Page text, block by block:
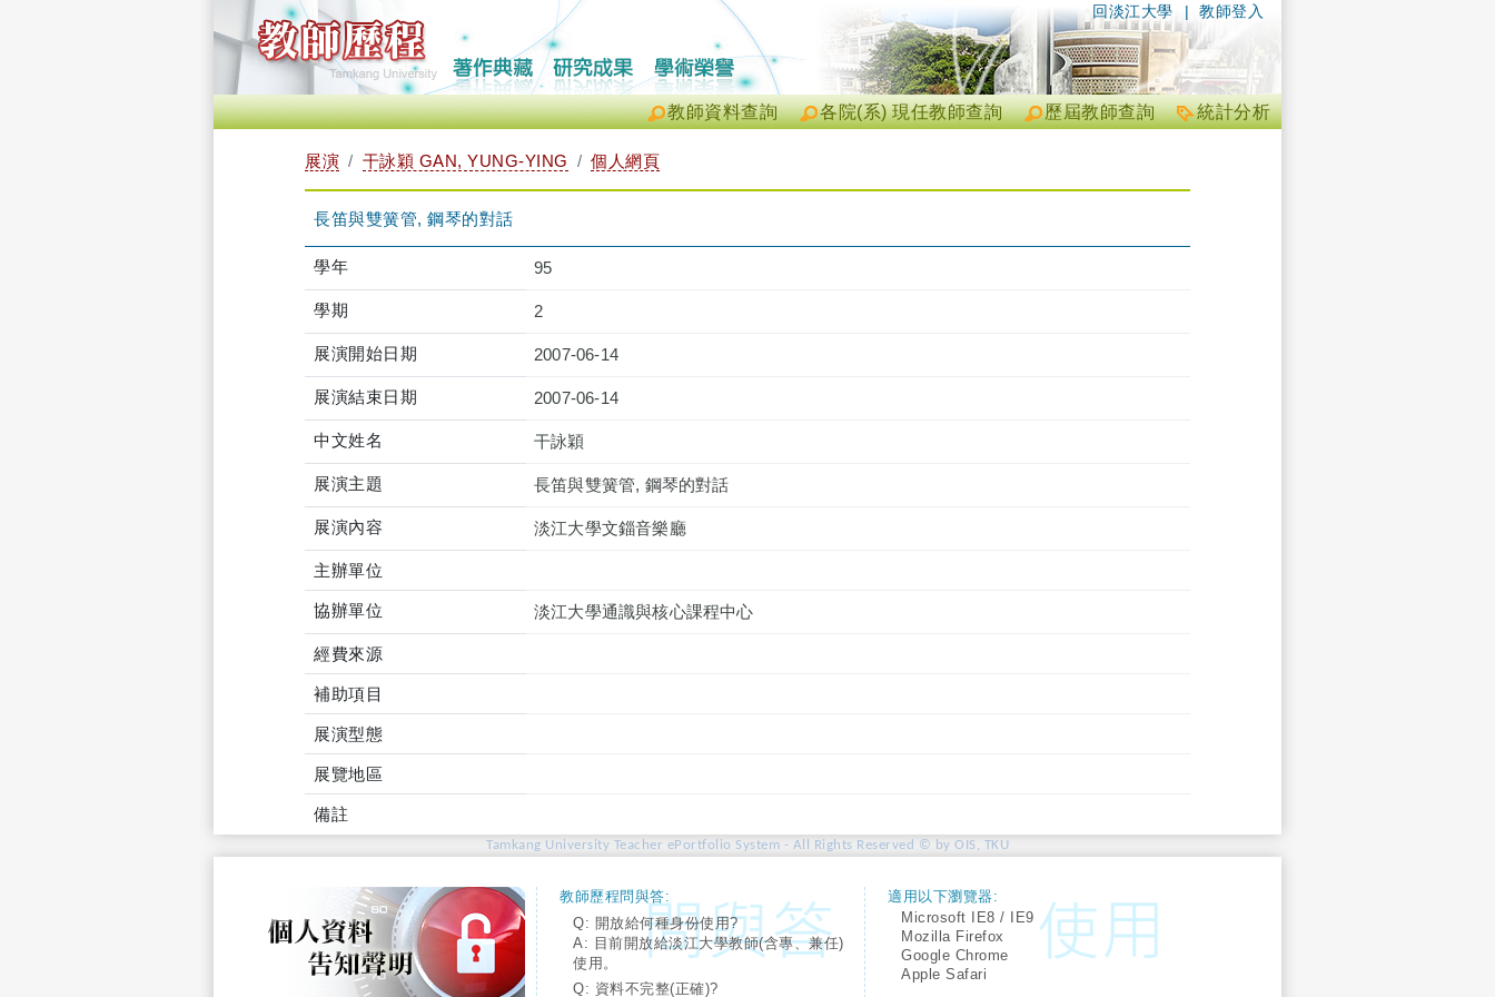
| 教師登入
回淡江大學
統計分析
歷屆教師查詢
各院(系) 現任教師查詢
教師資料查詢
展演 干詠穎 GAN, YUNG-YING 個人網頁
長笛與雙簧管, 鋼琴的對話
學年 95
學期 2
展演開始日期 2007-06-14
展演結束日期 2007-06-14
中文姓名 干詠穎
展演主題 長笛與雙簧管, 鋼琴的對話
展演內容 淡江大學文錙音樂廳
主辦單位
協辦單位 淡江大學通識與核心課程中心
經費來源
補助項目
展演型態
展覽地區
備註
Tamkang University Teacher ePortfolio System - All Rights Reserved © by OIS, TKU
教師歷程問與答:
Q: 開放給何種身份使用?
A: 目前開放給淡江大學教師(含專、兼任)
使用。
Q: 資料不完整(正確)?
適用以下瀏覽器:
Microsoft IE8 / IE9
Mozilla Firefox
Google Chrome
Apple Safari